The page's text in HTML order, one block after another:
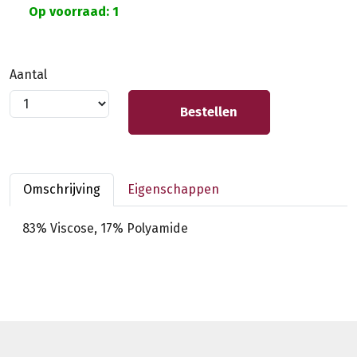
Op voorraad: 1
Aantal
Bestellen
Omschrijving Eigenschappen
83% Viscose, 17% Polyamide